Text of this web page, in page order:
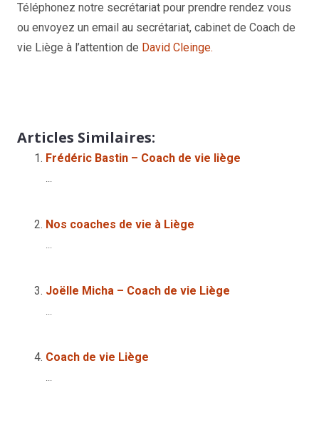
Téléphonez notre secrétariat pour prendre rendez vous
ou envoyez un email au secrétariat, cabinet de Coach de
vie Liège à l’attention de David Cleinge.
Articles Similaires:
Frédéric Bastin – Coach de vie liège
...
Nos coaches de vie à Liège
...
Joëlle Micha – Coach de vie Liège
...
Coach de vie Liège
...